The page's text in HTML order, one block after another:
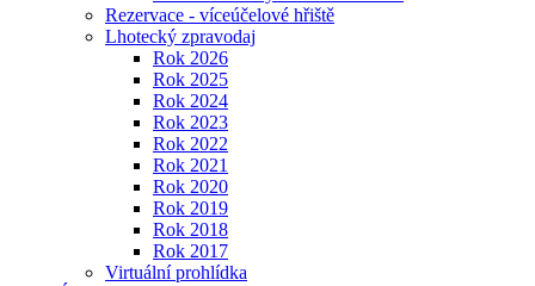
Rezervace - víceúčelové hřiště
Lhotecký zpravodaj
Rok 2026
Rok 2025
Rok 2024
Rok 2023
Rok 2022
Rok 2021
Rok 2020
Rok 2019
Rok 2018
Rok 2017
Virtuální prohlídka